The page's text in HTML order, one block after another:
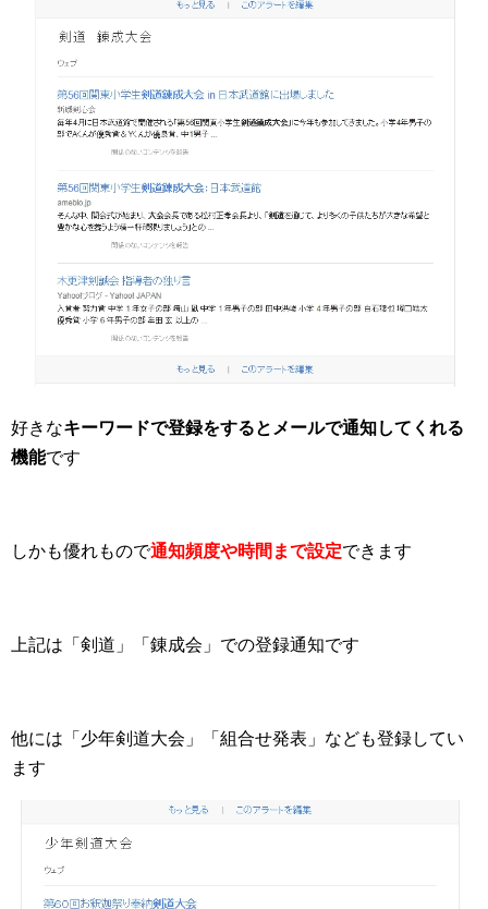
好きなキーワードで登録をするとメールで通知してくれる
機能です
しかも優れもので通知頻度や時間まで設定できます
上記は「剣道」「錬成会」での登録通知です
他には「少年剣道大会」「組合せ発表」なども登録してい
ます